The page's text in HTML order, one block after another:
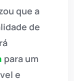
que a
de
para um
e